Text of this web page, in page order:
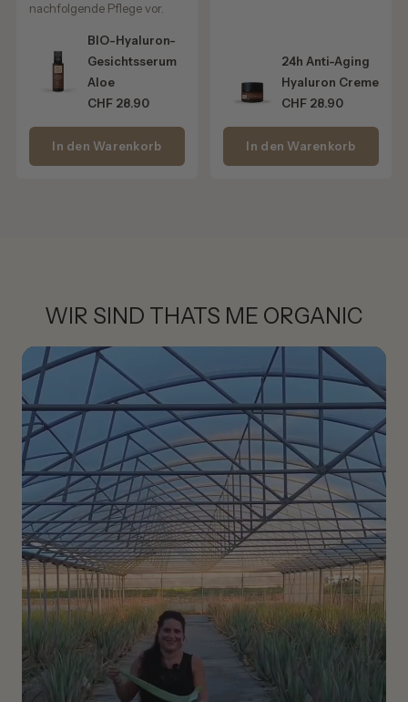
Auch ideal:
✔️ für empfindliche Haut
✔️ für Fältchen um die Lippen
✔️ als schnell einziehende Make-up-Grundlage
✔️ unter Foundation oder Magic Touch Tagescreme
🌙Anwendung
Basis unter Lippenpflege oder Lippenstift.
🌞Für ein vollendetes 24h-Augenlifting
Abends die My Luxury Eye Cream Night Lift anwenden –
für Regeneration & Tiefenpflege im Schlaf.
Die Kombination macht’s. 💎
nachfolgende Pflege vor.
BIO-Hyaluron-
Gesichtsserum
Aloe
CHF 28.90
In den Warenkorb
24h Anti-Aging
Hyaluron Creme
CHF 28.90
In den Warenkorb
WIR SIND THATS ME ORGANIC